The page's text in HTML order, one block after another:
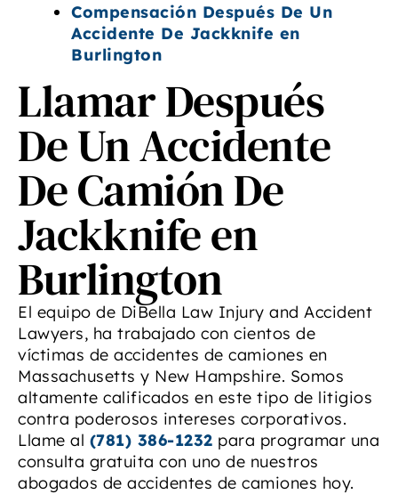
Compensación Después De Un
Accidente De Jackknife en
Burlington
Llamar Después
De Un Accidente
De Camión De
Jackknife en
Burlington
El equipo de DiBella Law Injury and Accident
Lawyers, ha trabajado con cientos de
víctimas de accidentes de camiones en
Massachusetts y New Hampshire. Somos
altamente calificados en este tipo de litigios
contra poderosos intereses corporativos.
Llame al (781) 386-1232 para programar una
consulta gratuita con uno de nuestros
abogados de accidentes de camiones hoy.